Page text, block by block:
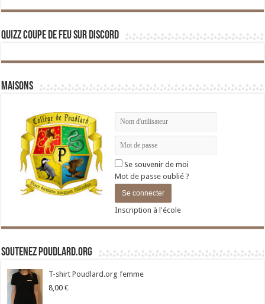
Quizz Coupe de Feu sur Discord
Maisons
Se souvenir de moi
Mot de passe oublié ?
Inscription à l'école
Soutenez Poudlard.org
T-shirt Poudlard.org femme
8,00 €